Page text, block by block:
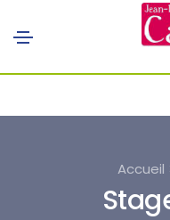
Accueil